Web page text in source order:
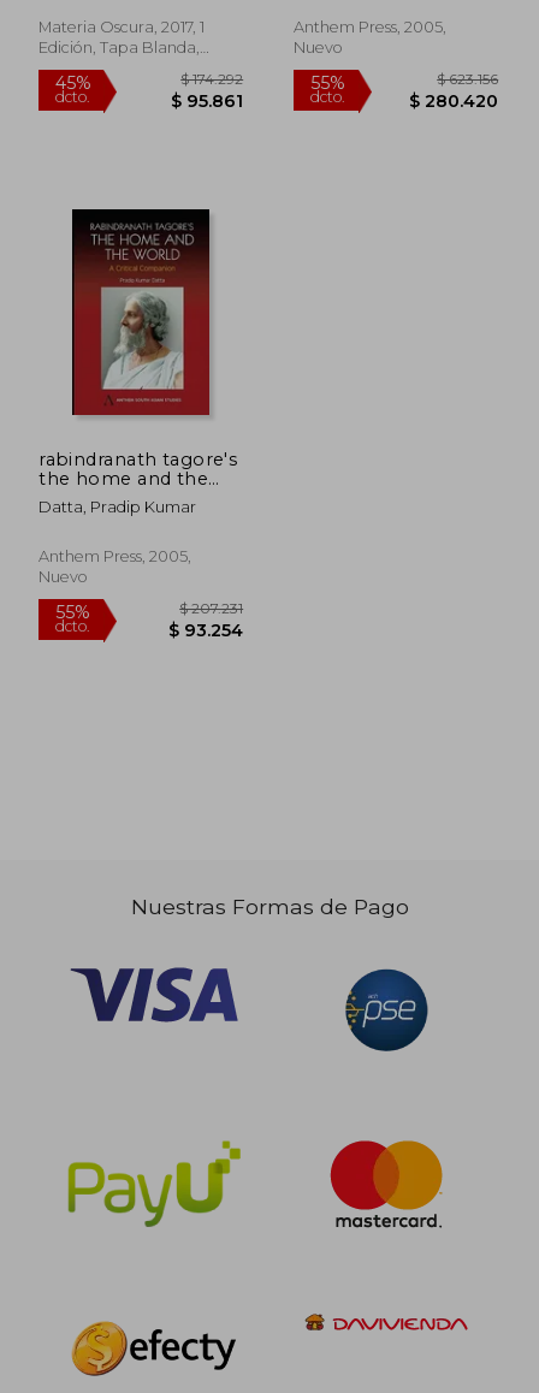
dcto. $ 67.419
Materia Oscura, 2017, 1
Edición, Tapa Blanda,
Nuevo
$ 95.861
Anthem Press, 2005,
Nuevo
dcto.
rabindranath tagore's
the home and the
world: modern essays
in criticism (en Inglés)
Datta, Pradip Kumar
Anthem Press, 2005,
Nuevo
Nuestras Formas de Pago